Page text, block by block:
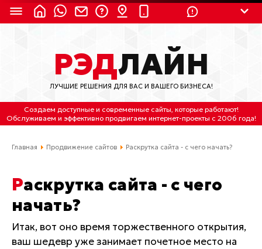
8 (800) 550-9899 (с 2:30 до 11:30 по
Мск)
Бесплатно по России
(4212) 658-653
(4212) 637-673
Отдельный вход \ Левый торец здания
info@lred.ru
РЭДЛАЙН
ЛУЧШИЕ РЕШЕНИЯ ДЛЯ ВАС И ВАШЕГО БИЗНЕСА!
Создаем доступные и современные сайты, которые работают!
Обслуживаем и эффективно продвигаем интернет-проекты с 2006 года!
Главная Продвижение сайтов Раскрутка сайта - с чего начать?
Раскрутка сайта - с чего
начать?
Итак, вот оно время торжественного открытия,
ваш шедевр уже занимает почетное место на